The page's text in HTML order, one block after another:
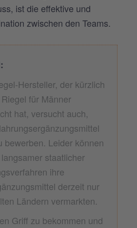
ist die effektive und
zwischen den Teams.
Hersteller, der kürzlich
für Männer
hat, versucht auch,
bewerben. Leider können
staatlicher
ihre
derzeit nur
Ländern vermarkten.
Griff zu bekommen und